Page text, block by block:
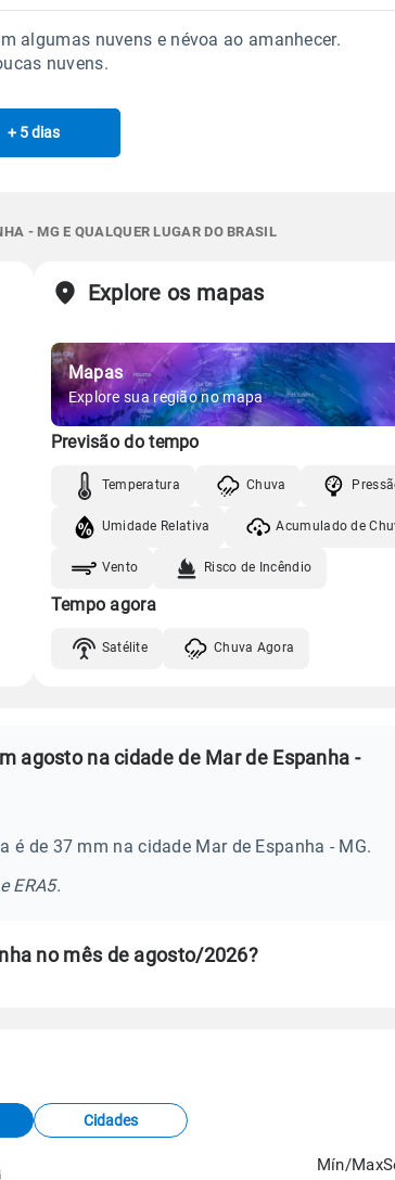
Minguante
Chuva
0.7mm
78% de chance
Umidade do ar
06:19h às 17:35h
Chuva
Vento Umidade
algumas nuvens e névoa ao amanhecer.
nuvens.
ManhãTarde
0.0mm
58%100%
06:18h às 17:36h
Nova
Gráfico
Vento Umidade
+ 5 dias
- MG E QUALQUER LUGAR DO BRASIL
Explore os mapas
Mapas
Explore sua região no mapa
Previsão do tempo
Temperatura Chuva
Umidade Relativa Acumulado de
Vento Risco de Incêndio
Tempo agora
Satélite Chuva Agora
agosto na cidade de Mar de Espanha -
é de 37 mm na cidade Mar de Espanha - MG.
ERA5.
no mês de agosto/2026?
Cidades
Mín/Max